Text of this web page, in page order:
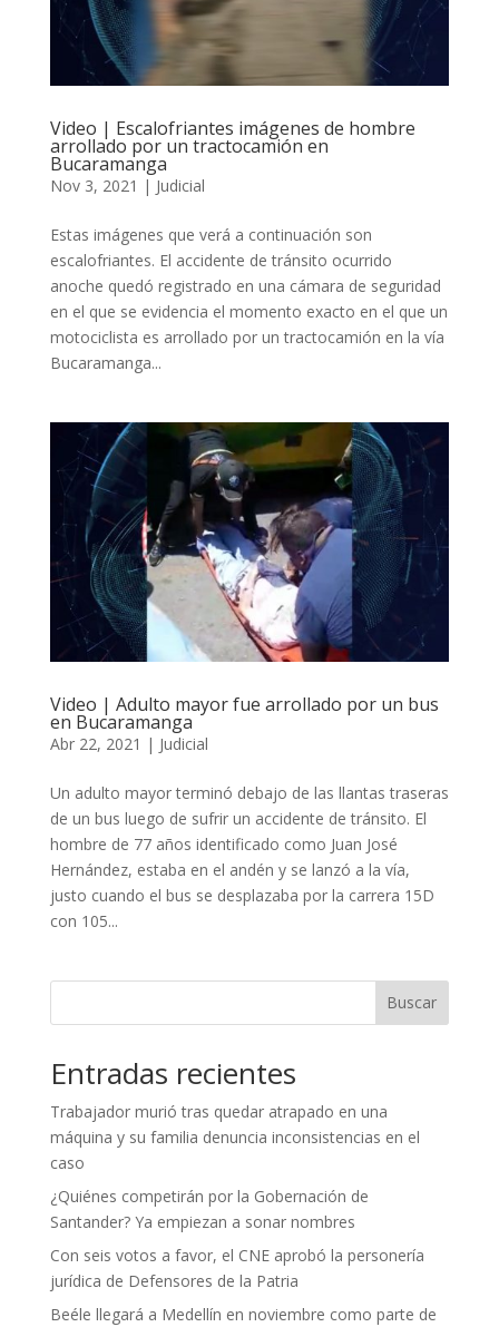
Video | Escalofriantes imágenes de hombre
arrollado por un tractocamión en
Bucaramanga
Nov 3, 2021 | Judicial
Estas imágenes que verá a continuación son
escalofriantes. El accidente de tránsito ocurrido
anoche quedó registrado en una cámara de seguridad
en el que se evidencia el momento exacto en el que un
motociclista es arrollado por un tractocamión en la vía
Bucaramanga...
Video | Adulto mayor fue arrollado por un bus
en Bucaramanga
Abr 22, 2021 | Judicial
Un adulto mayor terminó debajo de las llantas traseras
de un bus luego de sufrir un accidente de tránsito. El
hombre de 77 años identificado como Juan José
Hernández, estaba en el andén y se lanzó a la vía,
justo cuando el bus se desplazaba por la carrera 15D
con 105...
Buscar
Entradas recientes
Trabajador murió tras quedar atrapado en una
máquina y su familia denuncia inconsistencias en el
caso
¿Quiénes competirán por la Gobernación de
Santander? Ya empiezan a sonar nombres
Con seis votos a favor, el CNE aprobó la personería
jurídica de Defensores de la Patria
Beéle llegará a Medellín en noviembre como parte de